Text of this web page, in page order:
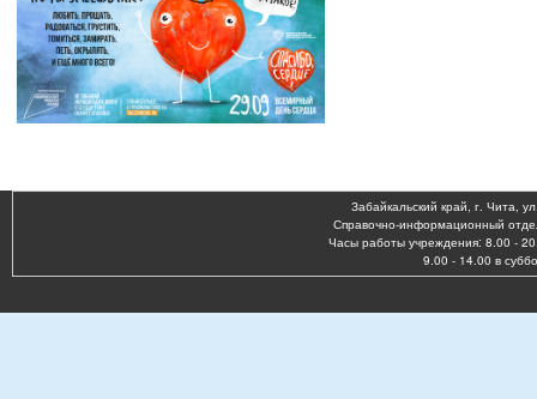
Забайкальский край, г. Чита,
Справочно-информационный
Часы работы учреждения: 8.00 -
9.00 - 14.00 в